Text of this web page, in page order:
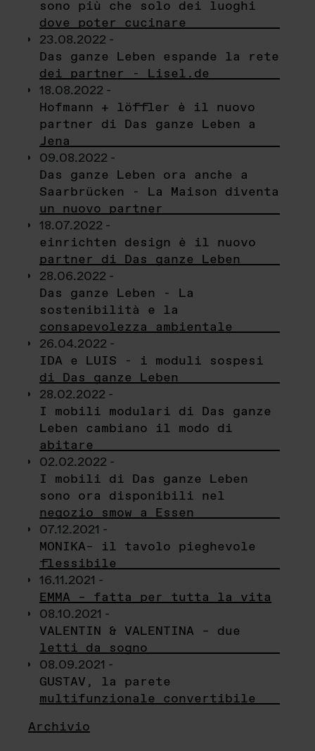
sono più che solo dei luoghi
dove poter cucinare
23.08.2022 -
Das ganze Leben espande la rete
dei partner - Lisel.de
18.08.2022 -
Hofmann + löffler è il nuovo
partner di Das ganze Leben a
Jena
09.08.2022 -
Das ganze Leben ora anche a
Saarbrücken - La Maison diventa
un nuovo partner
18.07.2022 -
einrichten design è il nuovo
partner di Das ganze Leben
28.06.2022 -
Das ganze Leben - La
sostenibilità e la
consapevolezza ambientale
26.04.2022 -
IDA e LUIS - i moduli sospesi
di Das ganze Leben
28.02.2022 -
I mobili modulari di Das ganze
Leben cambiano il modo di
abitare
02.02.2022 -
I mobili di Das ganze Leben
sono ora disponibili nel
negozio smow a Essen
07.12.2021 -
MONIKA– il tavolo pieghevole
flessibile
16.11.2021 -
EMMA – fatta per tutta la vita
08.10.2021 -
VALENTIN & VALENTINA – due
letti da sogno
08.09.2021 -
GUSTAV, la parete
multifunzionale convertibile
Archivio